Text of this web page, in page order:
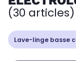
(30 articles)
Lave-linge basse